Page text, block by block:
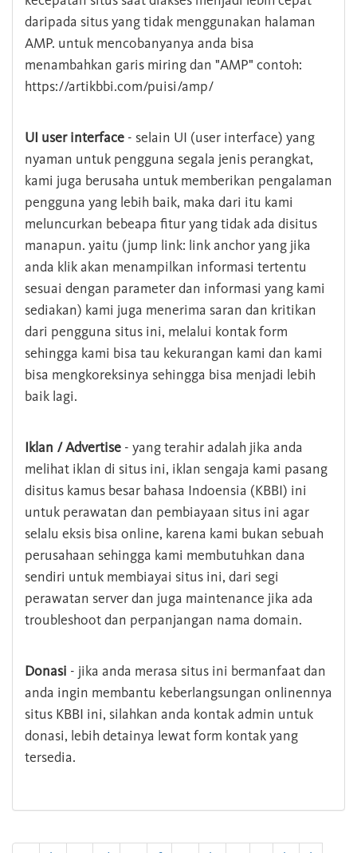
daripada situs yang tidak menggunakan halaman
AMP. untuk mencobanyanya anda bisa
menambahkan garis miring dan "AMP" contoh:
https://artikbbi.com/puisi/amp/
UI user interface - selain UI (user interface) yang
nyaman untuk pengguna segala jenis perangkat,
kami juga berusaha untuk memberikan pengalaman
pengguna yang lebih baik, maka dari itu kami
meluncurkan bebeapa fitur yang tidak ada disitus
manapun. yaitu (jump link: link anchor yang jika
anda klik akan menampilkan informasi tertentu
sesuai dengan parameter dan informasi yang kami
sediakan) kami juga menerima saran dan kritikan
dari pengguna situs ini, melalui kontak form
sehingga kami bisa tau kekurangan kami dan kami
bisa mengkoreksinya sehingga bisa menjadi lebih
baik lagi.
Iklan / Advertise - yang terahir adalah jika anda
melihat iklan di situs ini, iklan sengaja kami pasang
disitus kamus besar bahasa Indoensia (KBBI) ini
untuk perawatan dan pembiayaan situs ini agar
selalu eksis bisa online, karena kami bukan sebuah
perusahaan sehingga kami membutuhkan dana
sendiri untuk membiayai situs ini, dari segi
perawatan server dan juga maintenance jika ada
troubleshoot dan perpanjangan nama domain.
Donasi - jika anda merasa situs ini bermanfaat dan
anda ingin membantu keberlangsungan onlinennya
situs KBBI ini, silahkan anda kontak admin untuk
donasi, lebih detainya lewat form kontak yang
tersedia.